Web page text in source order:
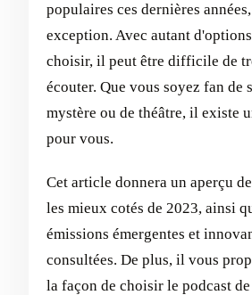
populaires ces dernières
exception. Avec autant
choisir, il peut être difficile de
écouter. Que vous soyez fan de
mystère ou de théâtre, il existe
pour vous.
Cet article donnera un aperçu
les mieux cotés de 2023, ainsi
émissions émergentes et
consultées. De plus, il vous
la façon de choisir le podcast